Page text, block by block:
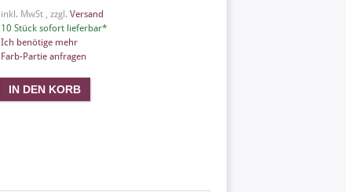
inkl. MwSt , zzgl. Versand
10 Stück sofort lieferbar*
Ich benötige mehr
Farb-Partie anfragen